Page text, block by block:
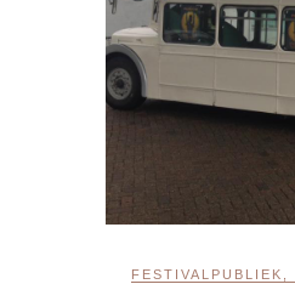
FESTIVALPUBLIEK